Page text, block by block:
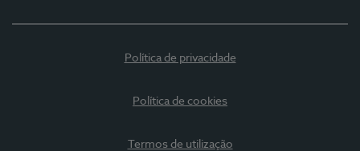
Política de privacidade
Política de cookies
Termos de utilização